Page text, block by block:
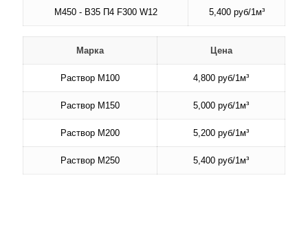
М450 - В35 П4 F300 W12 5,400 руб/1м³
Марка Цена
Раствор М100 4,800 руб/1м³
Раствор М150 5,000 руб/1м³
Раствор М200 5,200 руб/1м³
Раствор М250 5,400 руб/1м³